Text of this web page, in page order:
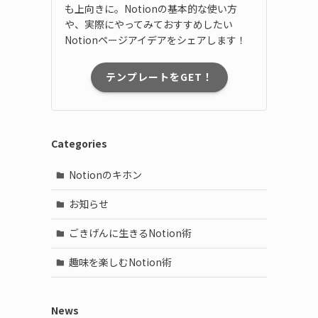
も上向きに。Notionの基本的な使い方
や、実際にやってみておすすめしたい
Notionページアイデアをシェアします！
テンプレートをGET！
Categories
Notionのキホン
お知らせ
ごきげんに生きるNotion術
趣味を楽しむNotion術
News